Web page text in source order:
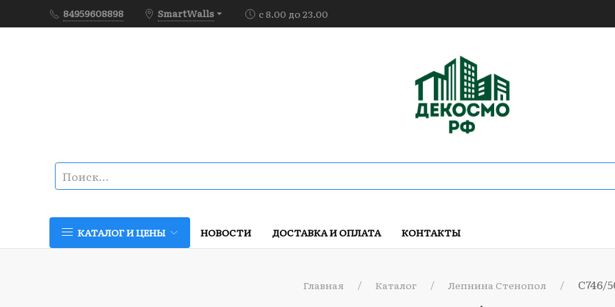
84959608898 SmartWalls с 8.00 до 23.00
КАТАЛОГ И ЦЕНЫ НОВОСТИ ДОСТАВКА И ОПЛАТА КОНТАКТЫ
Главная Каталог Лепнина Стенопол C746/